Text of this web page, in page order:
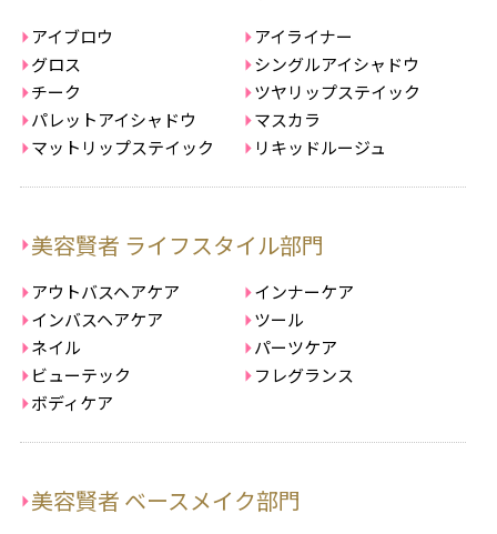
アイブロウ
アイライナー
グロス
シングルアイシャドウ
チーク
ツヤリップステイック
パレットアイシャドウ
マスカラ
マットリップステイック
リキッドルージュ
美容賢者 ライフスタイル部門
アウトバスヘアケア
インナーケア
インバスヘアケア
ツール
ネイル
パーツケア
ビューテック
フレグランス
ボディケア
美容賢者 ベースメイク部門